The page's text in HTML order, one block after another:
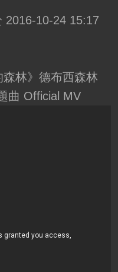
2016-10-24 15:17
林》德布西森林
曲 Official MV